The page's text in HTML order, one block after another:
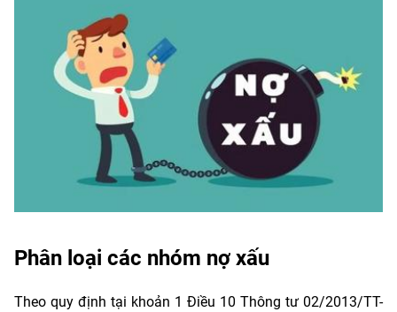
Phân loại các nhóm nợ xấu
Theo quy định tại khoản 1 Điều 10 Thông tư 02/2013/TT-